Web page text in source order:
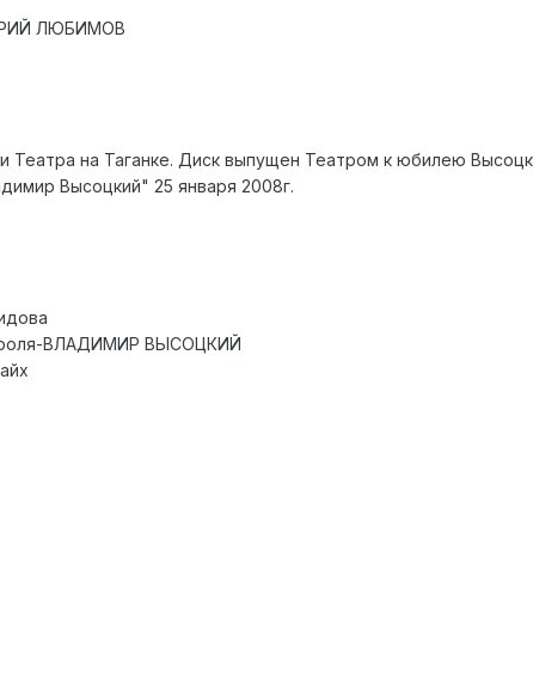
ЛЮБИМОВ
Театра на Таганке. Диск выпущен Театром к юбилею
Высоцкий" 25 января 2008г.
ВЛАДИМИР ВЫСОЦКИЙ